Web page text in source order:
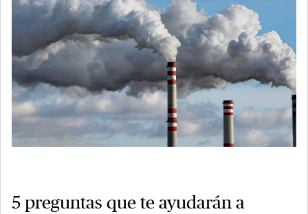
5 preguntas que te ayudarán a